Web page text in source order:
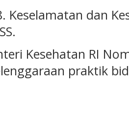
Keselamatan dan
Kesehatan RI
praktik